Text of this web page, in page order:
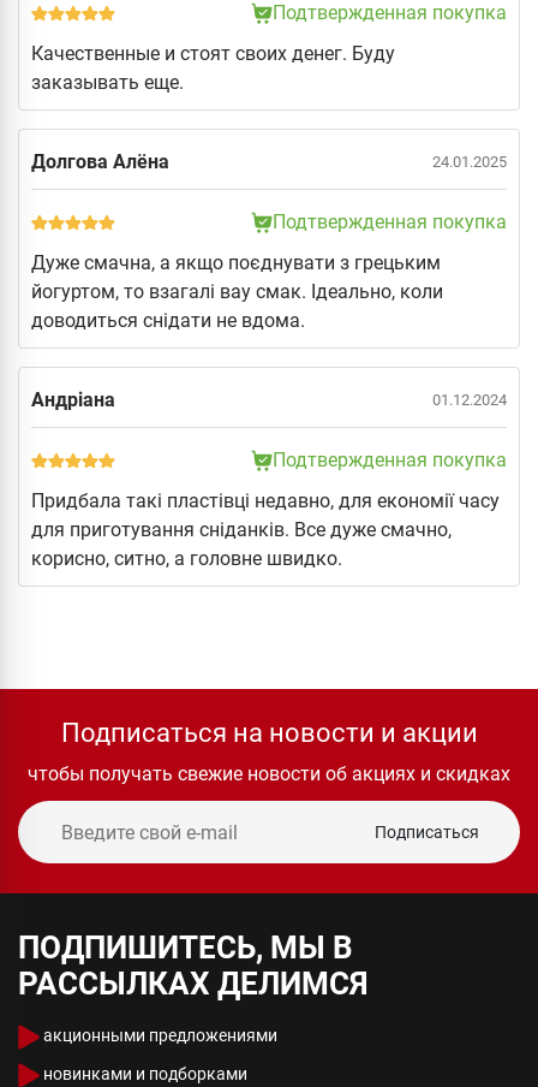
Подтвержденная покупка
Качественные и стоят своих денег. Буду
заказывать еще.
Долгова Алёна 24.01.2025
Подтвержденная покупка
Дуже смачна, а якщо поєднувати з грецьким
йогуртом, то взагалі вау смак. Ідеально, коли
доводиться снідати не вдома.
Андріана 01.12.2024
Подтвержденная покупка
Придбала такі пластівці недавно, для економії часу
для приготування сніданків. Все дуже смачно,
корисно, ситно, а головне швидко.
Подписаться на новости и акции
чтобы получать свежие новости об акциях и скидках
Подписаться
ПОДПИШИТЕСЬ, МЫ В
РАССЫЛКАХ ДЕЛИМСЯ
акционными предложениями
новинками и подборками